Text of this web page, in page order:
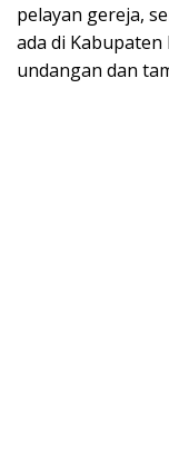
pelayan gereja,
ada di
undangan dan